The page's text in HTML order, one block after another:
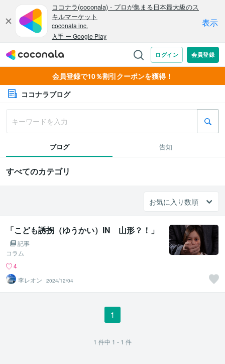
会員登録で10％割引クーポンを獲得！
ココナラブログ
ブログ 告知
すべてのカテゴリ
「こども誘拐（ゆうかい）IN 山形？！」
記事
コラム
4
李レオン
2024/12/04
1
1 件中 1 - 1 件